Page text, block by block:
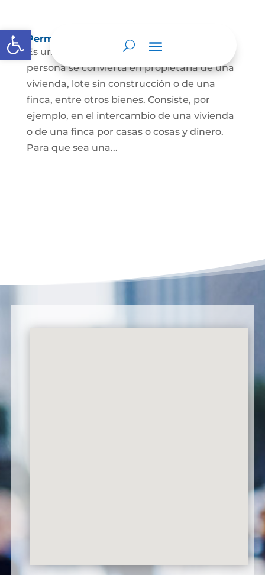
Abrir barra de herramientas
Permuta de Inmuebles
Es uno de los contratos para que una
persona se convierta en propietaria de una
vivienda, lote sin construcción o de una
finca, entre otros bienes. Consiste, por
ejemplo, en el intercambio de una vivienda
o de una finca por casas o cosas y dinero.
Para que sea una...